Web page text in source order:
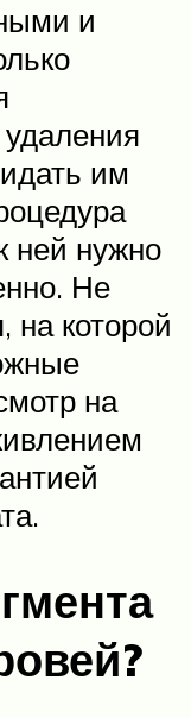
и
им
ней нужно
Не
на которой
на